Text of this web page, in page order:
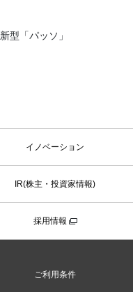
新型「パッソ」
イノベーション
IR(株主・投資家情報)
採用情報
ご利用条件